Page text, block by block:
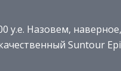
у.е. Назовем,
Suntour